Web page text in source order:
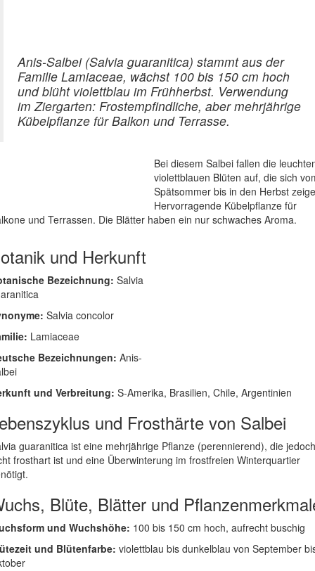
Anis-Salbei (Salvia guaranitica) stammt aus der
Familie Lamiaceae, wächst 100 bis 150 cm hoch
und blüht violettblau im Frühherbst. Verwendung
im Ziergarten: Frostempfindliche, aber mehrjährige
Kübelpflanze für Balkon und Terrasse.
Bei diesem Salbei fallen die
violettblauen Blüten auf, die sich
Spätsommer bis in den Herbst
Hervorragende Kübelpflanze für
und Terrassen. Die Blätter haben ein nur schwaches Aroma.
und Herkunft
Bezeichnung: Salvia
Salvia concolor
Lamiaceae
Bezeichnungen: Anis-
und Verbreitung: S-Amerika, Brasilien, Chile, Argentinien
und Frosthärte von Salbei
guaranitica ist eine mehrjährige Pflanze (perennierend), die jedoch
frosthart ist und eine Überwinterung im frostfreien Winterquartier
Blüte, Blätter und
und Wuchshöhe: 100 bis 150 cm hoch, aufrecht buschig
und Blütenfarbe: violettblau bis dunkelblau von September